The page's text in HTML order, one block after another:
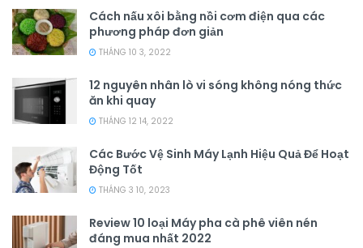
Cách nấu xôi bằng nồi cơm điện qua các
phương pháp đơn giản
THÁNG 10 3, 2022
12 nguyên nhân lò vi sóng không nóng thức
ăn khi quay
THÁNG 12 14, 2022
Các Bước Vệ Sinh Máy Lạnh Hiệu Quả Để Hoạt
Động Tốt
THÁNG 3 10, 2023
Review 10 loại Máy pha cà phê viên nén
đáng mua nhất 2022